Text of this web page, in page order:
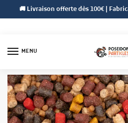
🚚 Livraison offerte dès 100€ |
MENU